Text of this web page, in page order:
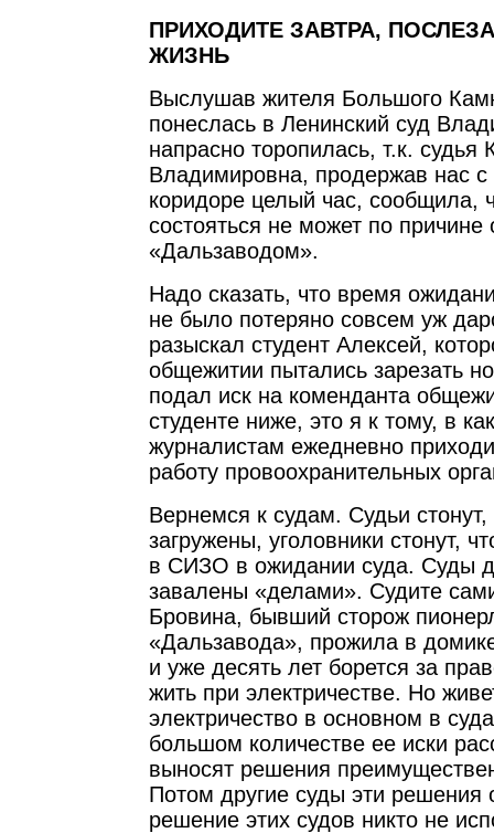
ПРИХОДИТЕ ЗАВТРА,
ЖИЗНЬ
Выслушав жителя Большого
понеслась в Ленинский суд
напрасно торопилась, т.к. судья
Владимировна, продержав нас
коридоре целый час, сообщила,
состояться не может по причине
«Дальзаводом».
Надо сказать, что время
не было потеряно совсем уж
разыскал студент Алексей,
общежитии пытались зарезать
подал иск на коменданта
студенте ниже, это я к тому, в
журналистам ежедневно
работу провоохранительных
Вернемся к судам. Судьи стонут,
загружены, уголовники стонут,
в СИЗО в ожидании суда. Суды
завалены «делами». Судите
Бровина, бывший сторож
«Дальзавода», прожила в
и уже десять лет борется за
жить при электричестве. Но
электричество в основном в
большом количестве ее иски
выносят решения
Потом другие суды эти решения
решение этих судов никто не